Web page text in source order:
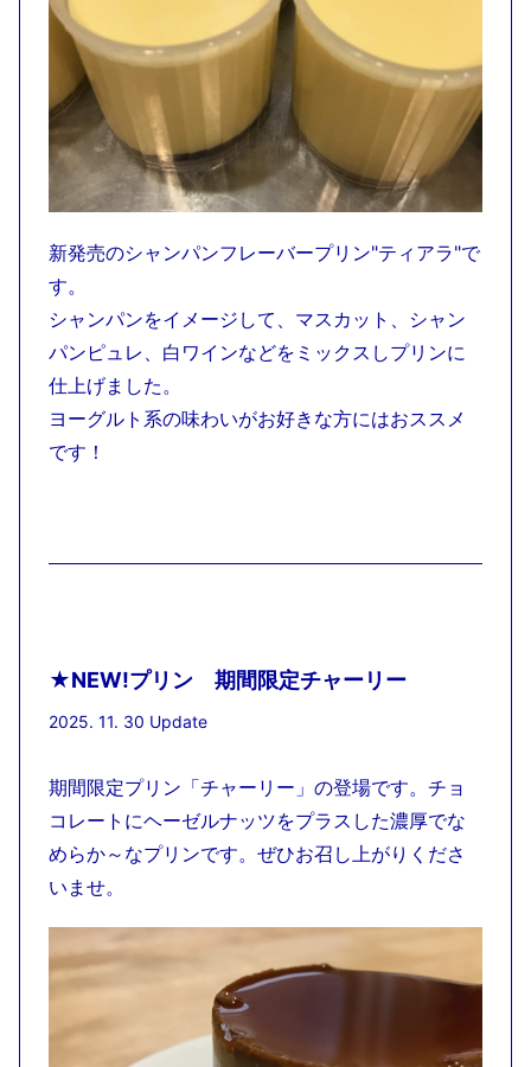
新発売のシャンパンフレーバープリン"ティアラ"で
す。
シャンパンをイメージして、マスカット、シャン
パンピュレ、白ワインなどをミックスしプリンに
仕上げました。
ヨーグルト系の味わいがお好きな方にはおススメ
です！
★NEW!プリン 期間限定チャーリー
2025. 11. 30 Update
期間限定プリン「チャーリー」の登場です。チョ
コレートにヘーゼルナッツをプラスした濃厚でな
めらか～なプリンです。ぜひお召し上がりくださ
いませ。